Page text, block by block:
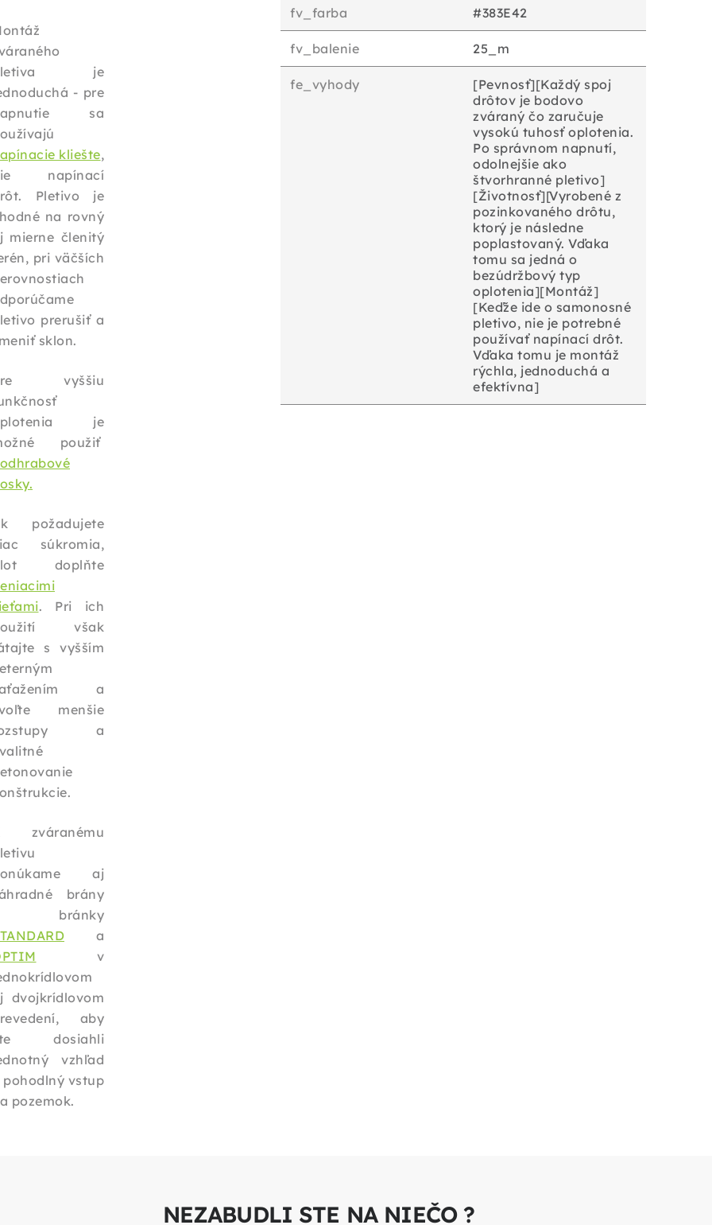
je
- pre
sa
kliešte,
napínací
Pletivo je
na rovný
mierne členitý
pri väčších
prerušiť a
sklon.
vyššiu
je
použiť
požadujete
súkromia,
doplňte
. Pri ich
však
s vyšším
a
menšie
a
zváranému
aj
brány
bránky
a
v
dvojkrídlovom
aby
dosiahli
vzhľad
pohodlný vstup
pozemok.
fv_farba #383E42
fv_balenie 25_m
fe_vyhody
[Pevnosť][Každý spoj
drôtov je bodovo
zváraný čo zaručuje
vysokú tuhosť oplotenia.
Po správnom napnutí,
odolnejšie ako
štvorhranné pletivo]
[Životnosť][Vyrobené z
pozinkovaného drôtu,
ktorý je následne
poplastovaný. Vďaka
tomu sa jedná o
bezúdržbový typ
oplotenia][Montáž]
[Keďže ide o samonosné
pletivo, nie je potrebné
používať napínací drôt.
Vďaka tomu je montáž
rýchla, jednoduchá a
efektívna]
NEZABUDLI STE NA NIEČO ?